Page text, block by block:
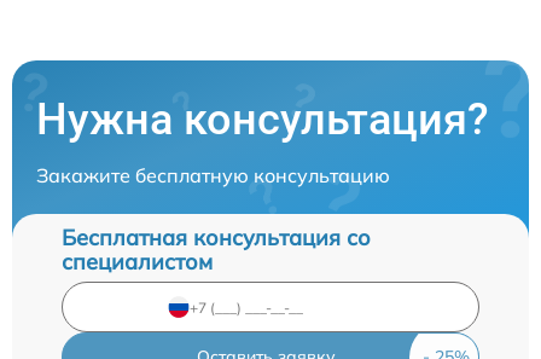
Нужна консультация?
Закажите бесплатную консультацию
Бесплатная консультация со
специалистом